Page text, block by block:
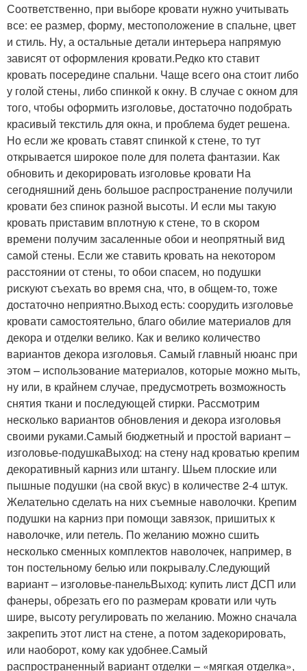
Соответственно, при выборе кровати нужно учитывать
все: ее размер, форму, местоположение в спальне, цвет
и стиль. Ну, а остальные детали интерьера напрямую
зависят от оформления кровати.Редко кто ставит
кровать посередине спальни. Чаще всего она стоит либо
у голой стены, либо спинкой к окну. В случае с окном для
того, чтобы оформить изголовье, достаточно подобрать
красивый текстиль для окна, и проблема будет решена.
Но если же кровать ставят спинкой к стене, то тут
открывается широкое поле для полета фантазии. Как
обновить и декорировать изголовье кровати На
сегодняшний день большое распространение получили
кровати без спинок разной высоты. И если мы такую
кровать приставим вплотную к стене, то в скором
времени получим засаленные обои и неопрятный вид
самой стены. Если же ставить кровать на некотором
расстоянии от стены, то обои спасем, но подушки
рискуют съехать во время сна, что, в общем-то, тоже
достаточно неприятно.Выход есть: соорудить изголовье
кровати самостоятельно, благо обилие материалов для
декора и отделки велико. Как и велико количество
вариантов декора изголовья. Самый главный нюанс при
этом – использование материалов, которые можно мыть,
ну или, в крайнем случае, предусмотреть возможность
снятия ткани и последующей стирки. Рассмотрим
несколько вариантов обновления и декора изголовья
своими руками.Самый бюджетный и простой вариант –
изголовье-подушкаВыход: на стену над кроватью крепим
декоративный карниз или штангу. Шьем плоские или
пышные подушки (на свой вкус) в количестве 2-4 штук.
Желательно сделать на них съемные наволочки. Крепим
подушки на карниз при помощи завязок, пришитых к
наволочке, или петель. По желанию можно сшить
несколько сменных комплектов наволочек, например, в
тон постельному белью или покрывалу.Следующий
вариант – изголовье-панельВыход: купить лист ДСП или
фанеры, обрезать его по размерам кровати или чуть
шире, высоту регулировать по желанию. Можно сначала
закрепить этот лист на стене, а потом задекорировать,
или наоборот, кому как удобнее.Самый
распространенный вариант отделки – «мягкая отделка»,